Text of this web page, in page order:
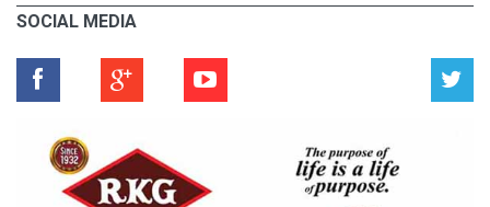
SOCIAL MEDIA